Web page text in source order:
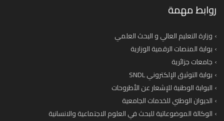
روابط مهمة
وزارة التعليم العالي و البحث العلمي
بوابة المنصات الرقمية الوزارية
جامعات جزائرية
بوابة التوثيق الإلكتروني SNDL
البوابة الوطنية للإشعار عن الأطروحات
الديوان الوطني للخدمات الجامعية
الوكالة الموضوعاتية للبحث في العلوم الاجتماعية والانسانية